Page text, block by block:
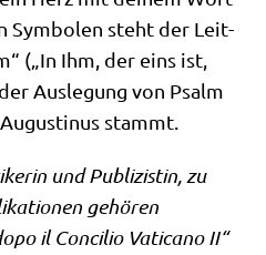
Sym­bo­len steht der Leit­
(„In Ihm, der eins ist,
Aus­le­gung von Psalm
stammt.
und Publi­zi­stin, zu
gehö­ren
il Con­ci­lio Vati­ca­no II“